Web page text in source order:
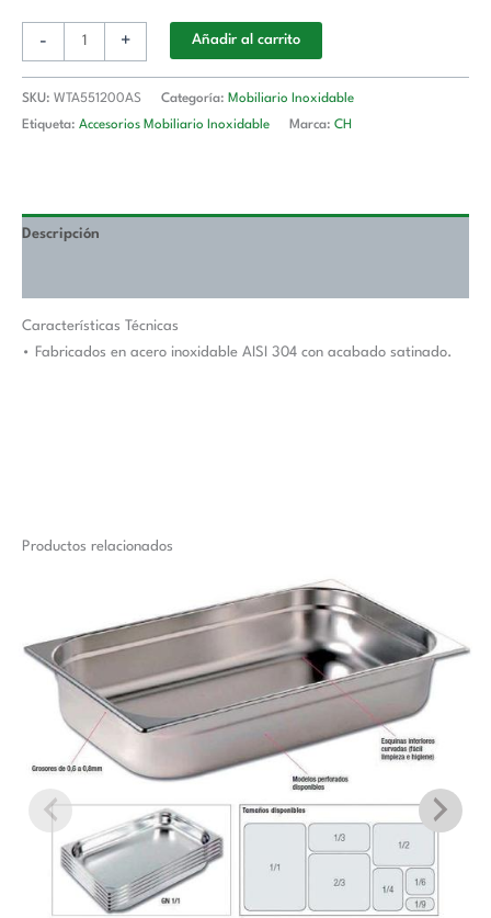
-
1200
WTA551200AS
cantidad
+ Añadir al carrito
SKU: WTA551200AS Categoría: Mobiliario Inoxidable
Etiqueta: Accesorios Mobiliario Inoxidable Marca: CH
Descripción
Características Técnicas
• Fabricados en acero inoxidable AISI 304 con acabado satinado.
Productos relacionados